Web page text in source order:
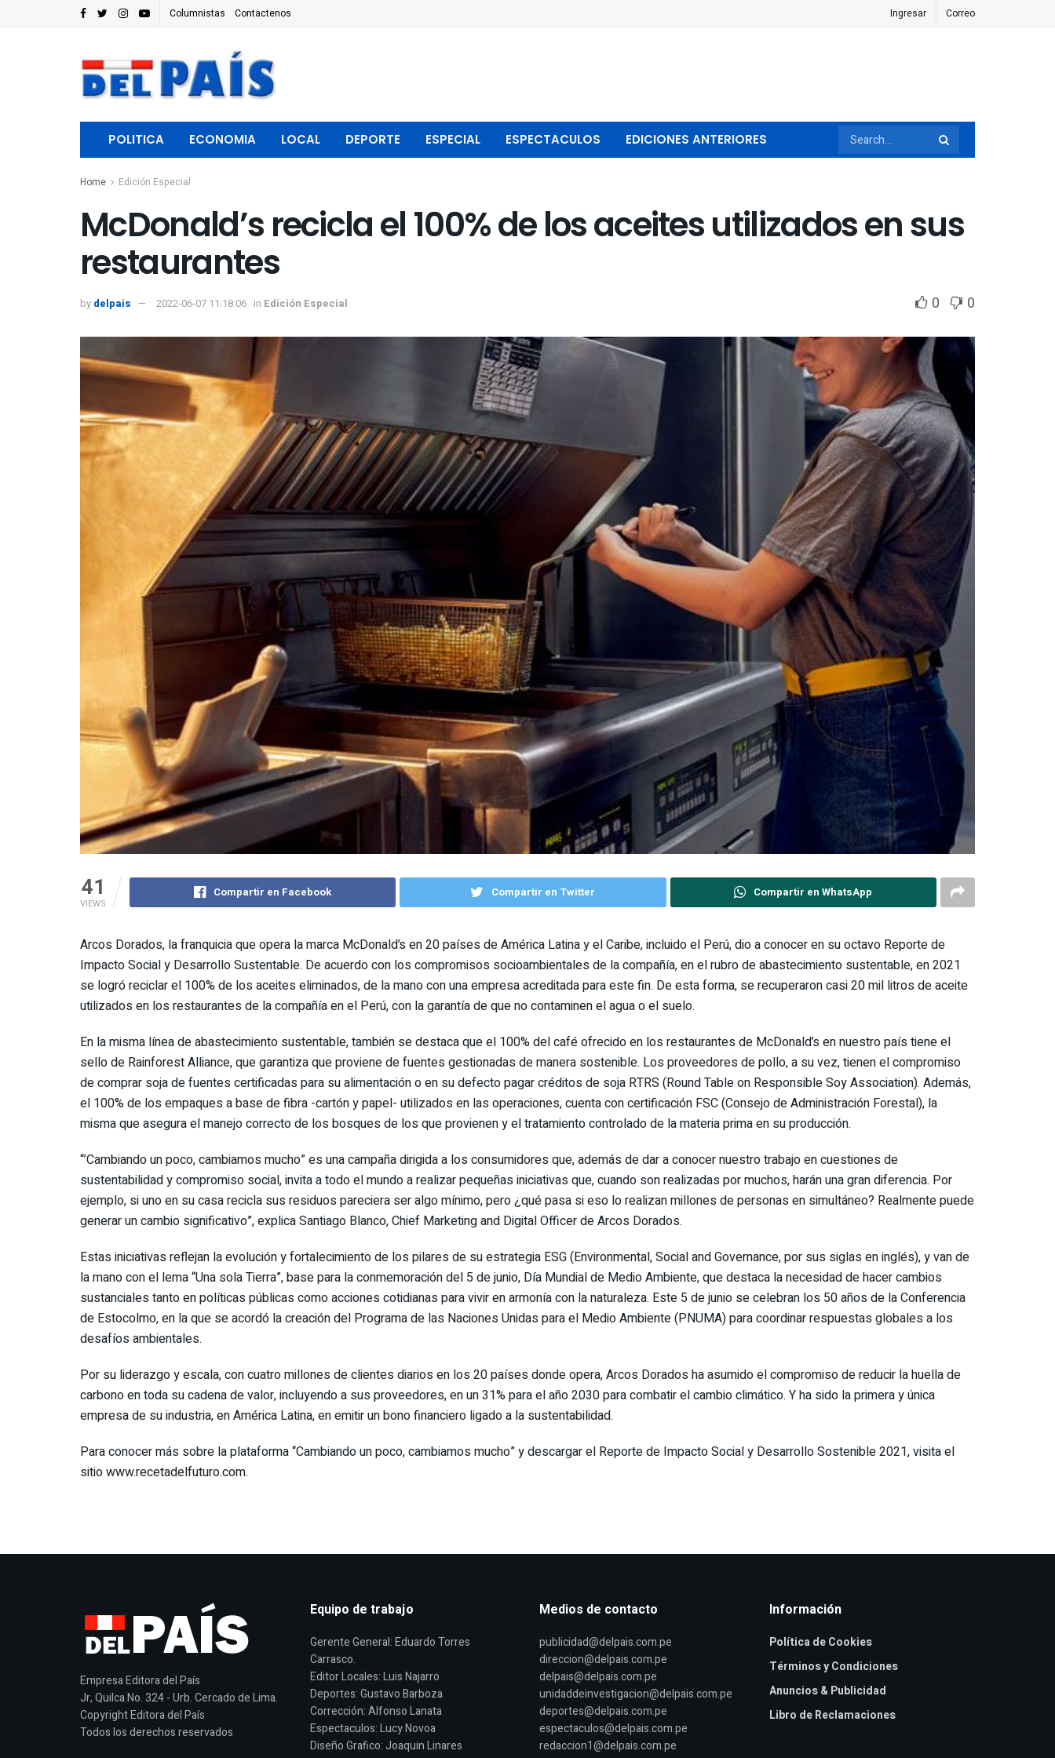
Columnistas Contactenos Ingresar Correo
POLITICA ECONOMIA LOCAL DEPORTE ESPECIAL ESPECTACULOS EDICIONES ANTERIORES
Home Edición Especial
McDonald’s recicla el 100% de los aceites utilizados en sus
restaurantes
by delpais 2022-06-07 11:18:06 in Edición Especial 0 0
41
VIEWS
Compartir en Facebook Compartir en Twitter Compartir en WhatsApp
Arcos Dorados, la franquicia que opera la marca McDonald’s en 20 países de América Latina y el Caribe, incluido el Perú, dio a conocer en su octavo Reporte de
Impacto Social y Desarrollo Sustentable. De acuerdo con los compromisos socioambientales de la compañía, en el rubro de abastecimiento sustentable, en 2021
se logró reciclar el 100% de los aceites eliminados, de la mano con una empresa acreditada para este fin. De esta forma, se recuperaron casi 20 mil litros de aceite
utilizados en los restaurantes de la compañía en el Perú, con la garantía de que no contaminen el agua o el suelo.
En la misma línea de abastecimiento sustentable, también se destaca que el 100% del café ofrecido en los restaurantes de McDonald’s en nuestro país tiene el
sello de Rainforest Alliance, que garantiza que proviene de fuentes gestionadas de manera sostenible. Los proveedores de pollo, a su vez, tienen el compromiso
de comprar soja de fuentes certificadas para su alimentación o en su defecto pagar créditos de soja RTRS (Round Table on Responsible Soy Association). Además,
el 100% de los empaques a base de fibra -cartón y papel- utilizados en las operaciones, cuenta con certificación FSC (Consejo de Administración Forestal), la
misma que asegura el manejo correcto de los bosques de los que provienen y el tratamiento controlado de la materia prima en su producción.
“’Cambiando un poco, cambiamos mucho” es una campaña dirigida a los consumidores que, además de dar a conocer nuestro trabajo en cuestiones de
sustentabilidad y compromiso social, invita a todo el mundo a realizar pequeñas iniciativas que, cuando son realizadas por muchos, harán una gran diferencia. Por
ejemplo, si uno en su casa recicla sus residuos pareciera ser algo mínimo, pero ¿qué pasa si eso lo realizan millones de personas en simultáneo? Realmente puede
generar un cambio significativo”, explica Santiago Blanco, Chief Marketing and Digital Officer de Arcos Dorados.
Estas iniciativas reflejan la evolución y fortalecimiento de los pilares de su estrategia ESG (Environmental, Social and Governance, por sus siglas en inglés), y van de
la mano con el lema “Una sola Tierra”, base para la conmemoración del 5 de junio, Día Mundial de Medio Ambiente, que destaca la necesidad de hacer cambios
sustanciales tanto en políticas públicas como acciones cotidianas para vivir en armonía con la naturaleza. Este 5 de junio se celebran los 50 años de la Conferencia
de Estocolmo, en la que se acordó la creación del Programa de las Naciones Unidas para el Medio Ambiente (PNUMA) para coordinar respuestas globales a los
desafíos ambientales.
Por su liderazgo y escala, con cuatro millones de clientes diarios en los 20 países donde opera, Arcos Dorados ha asumido el compromiso de reducir la huella de
carbono en toda su cadena de valor, incluyendo a sus proveedores, en un 31% para el año 2030 para combatir el cambio climático. Y ha sido la primera y única
empresa de su industria, en América Latina, en emitir un bono financiero ligado a la sustentabilidad.
Para conocer más sobre la plataforma “Cambiando un poco, cambiamos mucho” y descargar el Reporte de Impacto Social y Desarrollo Sostenible 2021, visita el
sitio www.recetadelfuturo.com.
Empresa Editora del País
Jr, Quilca No. 324 - Urb. Cercado de Lima.
Copyright Editora del País
Todos los derechos reservados
Equipo de trabajo
Gerente General: Eduardo Torres
Carrasco.
Editor Locales: Luis Najarro
Deportes: Gustavo Barboza
Corrección: Alfonso Lanata
Espectaculos: Lucy Novoa
Diseño Grafico: Joaquin Linares
Medios de contacto
publicidad@delpais.com.pe
direccion@delpais.com.pe
delpais@delpais.com.pe
unidaddeinvestigacion@delpais.com.pe
deportes@delpais.com.pe
espectaculos@delpais.com.pe
redaccion1@delpais.com.pe
Información
Política de Cookies
Términos y Condiciones
Anuncios & Publicidad
Libro de Reclamaciones